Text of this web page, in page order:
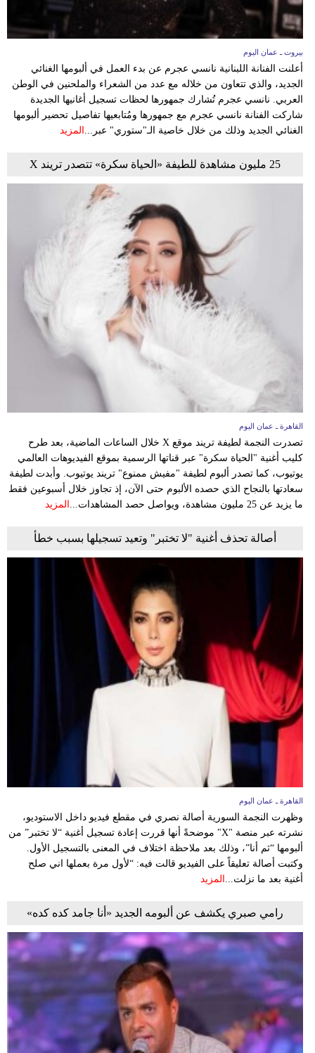
بيروت ـ عمان اليوم
أعلنت الفنانة اللبنانية نانسي عجرم عن بدء العمل في ألبومها الغنائي
الجديد، والذي تتعاون من خلاله مع عدد من الشعراء والملحنين في الوطن
العربي. نانسي عجرم تُشارك جمهورها لحظات تسجيل أغانيها الجديدة
شاركت الفنانة نانسي عجرم مع جمهورها ومُتابعيها تفاصيل تحضير ألبومها
الغنائي الجديد وذلك من خلال خاصية الـ"ستوري" عبر... المزيد
25 مليون مشاهدة للطيفة «الحياة سكرة» تتصدر تريند X
القاهرة ـ عمان اليوم
تصدرت النجمة لطيفة تريند موقع X خلال الساعات الماضية، بعد طرح
كليب أغنية "الحياة سكرة" عبر قناتها الرسمية بموقع الفيديوهات العالمي
يوتيوب، كما تصدر ألبوم لطيفة "مفيش ممنوع" تريند يوتيوب. وأبدت لطيفة
سعادتها بالنجاح الذي حصده الألبوم حتى الآن، إذ تجاوز خلال أسبوعين فقط
ما يزيد عن 25 مليون مشاهدة، ويواصل حصد المشاهدات...
المزيد
أصالة تحذف أغنية "لا تختبر" وتعيد تسجيلها بسبب خطأ
القاهرة ـ عمان اليوم
وظهرت النجمة السورية أصالة نصري في مقطع فيديو داخل الاستوديو،
نشرته عبر منصة "X" موضحةً أنها قررت إعادة تسجيل أغنية “لا تختبر” من
ألبومها “ثم أنا”، وذلك بعد ملاحظة اختلاف في المعنى بالتسجيل الأول.
وكتبت أصالة تعليقاً على الفيديو قالت فيه: “لأول مرة بعملها اني صلح
أغنية بعد ما نزلت...
المزيد
رامي صبري يكشف عن ألبومه الجديد «أنا جامد كده كده»